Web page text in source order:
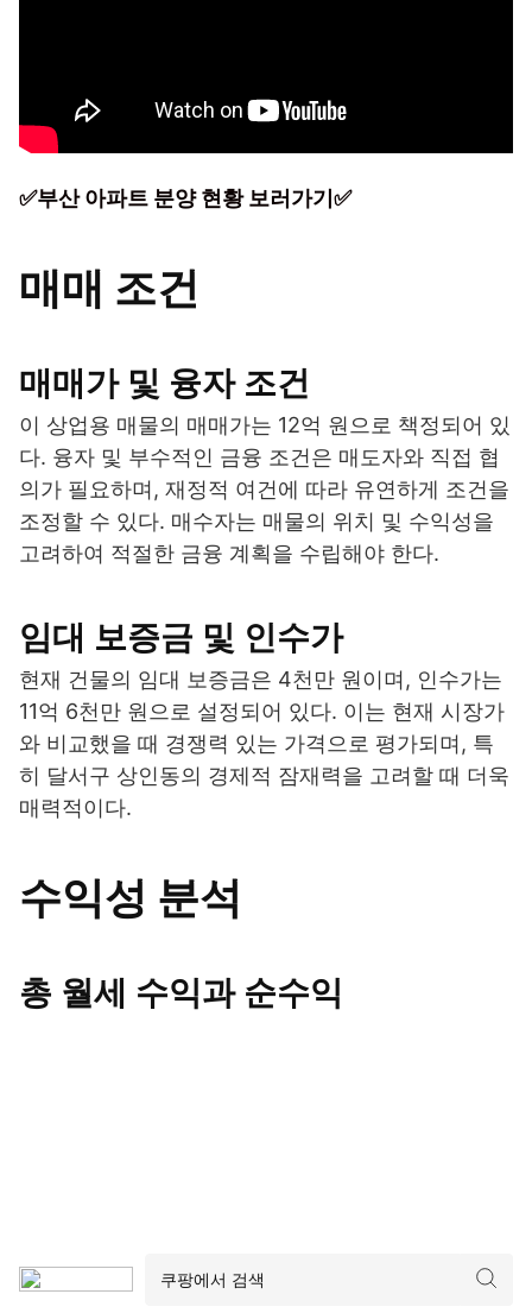
✅부산 아파트 분양 현황 보러가기✅
매매 조건
매매가 및 융자 조건
이 상업용 매물의 매매가는 12억 원으로 책정되어 있
다. 융자 및 부수적인 금융 조건은 매도자와 직접 협
의가 필요하며, 재정적 여건에 따라 유연하게 조건을
조정할 수 있다. 매수자는 매물의 위치 및 수익성을
고려하여 적절한 금융 계획을 수립해야 한다.
임대 보증금 및 인수가
현재 건물의 임대 보증금은 4천만 원이며, 인수가는
11억 6천만 원으로 설정되어 있다. 이는 현재 시장가
와 비교했을 때 경쟁력 있는 가격으로 평가되며, 특
히 달서구 상인동의 경제적 잠재력을 고려할 때 더욱
매력적이다.
수익성 분석
총 월세 수익과 순수익